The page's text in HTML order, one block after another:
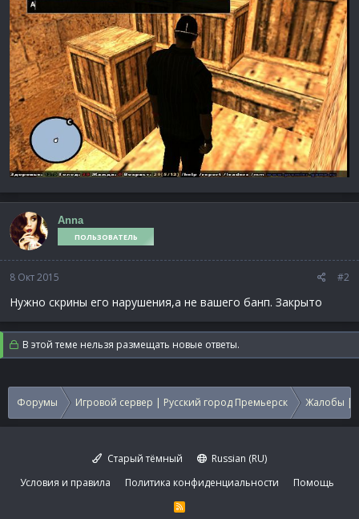
Anna
ПОЛЬЗОВАТЕЛЬ
8 Окт 2015 #2
Нужно скрины его нарушения,а не вашего банп. Закрыто
В этой теме нельзя размещать новые ответы.
Форумы Игровой сервер | Русский город Премьерск Жалобы |
Старый тёмный
Russian (RU)
Условия и правила
Политика конфиденциальности Помощь
R
S